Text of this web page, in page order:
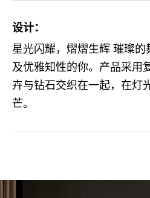
设计：
星光闪耀，熠熠生辉 璀璨
及优雅知性的你。产品采用
卉与钻石交织在一起，在灯
芒。